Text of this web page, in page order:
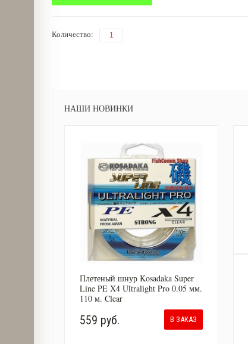
Количество:
НАШИ НОВИНКИ
Плетеный шнур Kosadaka Super
Line PE X4 Ultralight Pro 0.05 мм.
110 м. Clear
559 руб. В ЗАКАЗ